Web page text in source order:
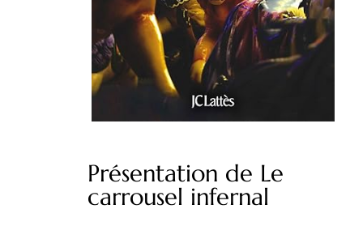
Présentation de Le
carrousel infernal